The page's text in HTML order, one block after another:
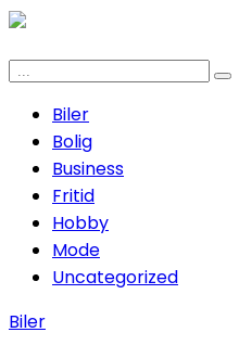
Biler
Bolig
Business
Fritid
Hobby
Mode
Uncategorized
Biler